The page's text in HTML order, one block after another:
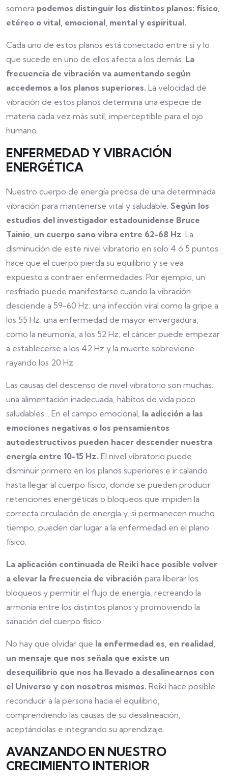
somera podemos distinguir los distintos planos: físico,
etéreo o vital, emocional, mental y espiritual.
Cada uno de estos planos está conectado entre sí y lo
que sucede en uno de ellos afecta a los demás. La
frecuencia de vibración va aumentando según
accedemos a los planos superiores. La velocidad de
vibración de estos planos determina una especie de
materia cada vez más sutil, imperceptible para el ojo
humano.
ENFERMEDAD Y VIBRACIÓN
ENERGÉTICA
Nuestro cuerpo de energía precisa de una determinada
vibración para mantenerse vital y saludable. Según los
estudios del investigador estadounidense Bruce
Tainio, un cuerpo sano vibra entre 62-68 Hz. La
disminución de este nivel vibratorio en solo 4 ó 5 puntos
hace que el cuerpo pierda su equilibrio y se vea
expuesto a contraer enfermedades. Por ejemplo, un
resfriado puede manifestarse cuando la vibración
desciende a 59-60 Hz; una infección viral como la gripe a
los 55 Hz; una enfermedad de mayor envergadura,
como la neumonía, a los 52 Hz; el cáncer puede empezar
a establecerse a los 42 Hz y la muerte sobreviene
rayando los 20 Hz.
Las causas del descenso de nivel vibratorio son muchas:
una alimentación inadecuada, hábitos de vida poco
saludables… En el campo emocional, la adicción a las
emociones negativas o los pensamientos
autodestructivos pueden hacer descender nuestra
energía entre 10-15 Hz. El nivel vibratorio puede
disminuir primero en los planos superiores e ir calando
hasta llegar al cuerpo físico, donde se pueden producir
retenciones energéticas o bloqueos que impiden la
correcta circulación de energía y, si permanecen mucho
tiempo, pueden dar lugar a la enfermedad en el plano
físico.
La aplicación continuada de Reiki hace posible volver
a elevar la frecuencia de vibración para liberar los
bloqueos y permitir el flujo de energía, recreando la
armonía entre los distintos planos y promoviendo la
sanación del cuerpo físico.
No hay que olvidar que la enfermedad es, en realidad,
un mensaje que nos señala que existe un
desequilibrio que nos ha llevado a desalinearnos con
el Universo y con nosotros mismos. Reiki hace posible
reconducir a la persona hacia el equilibrio,
comprendiendo las causas de su desalineación,
aceptándolas e integrando su aprendizaje.
AVANZANDO EN NUESTRO
CRECIMIENTO INTERIOR